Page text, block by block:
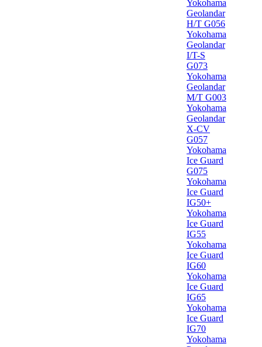
Yokohama
Geolandar
H/T G056
Yokohama
Geolandar
I/T-S
G073
Yokohama
Geolandar
M/T G003
Yokohama
Geolandar
X-CV
G057
Yokohama
Ice Guard
G075
Yokohama
Ice Guard
IG50+
Yokohama
Ice Guard
IG55
Yokohama
Ice Guard
IG60
Yokohama
Ice Guard
IG65
Yokohama
Ice Guard
IG70
Yokohama